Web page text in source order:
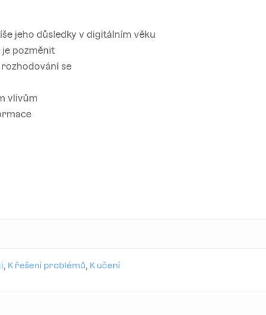
jeho důsledky v digitálním věku
je pozměnit
se
vlivům
, K řešení problémů, K učení